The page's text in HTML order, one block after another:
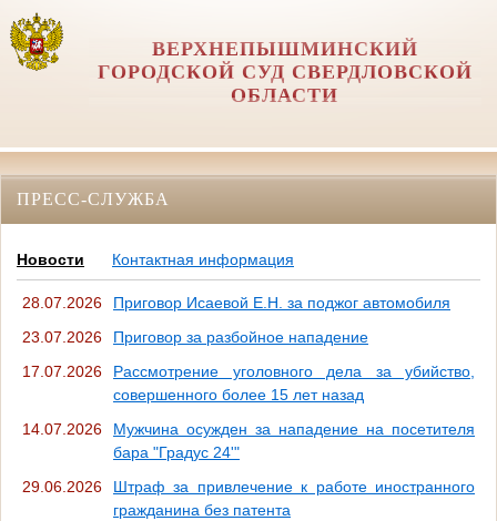
ВЕРХНЕПЫШМИНСКИЙ
ГОРОДСКОЙ СУД СВЕРДЛОВСКОЙ
ОБЛАСТИ
ПРЕСС-СЛУЖБА
Новости Контактная информация
28.07.2026
Приговор Исаевой Е.Н. за поджог автомобиля
23.07.2026
Приговор за разбойное нападение
17.07.2026
Рассмотрение уголовного дела за убийство,
совершенного более 15 лет назад
14.07.2026
Мужчина осужден за нападение на посетителя
бара "Градус 24'"
29.06.2026
Штраф за привлечение к работе иностранного
гражданина без патента